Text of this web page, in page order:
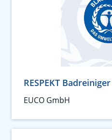
RESPEKT
EUCO GmbH